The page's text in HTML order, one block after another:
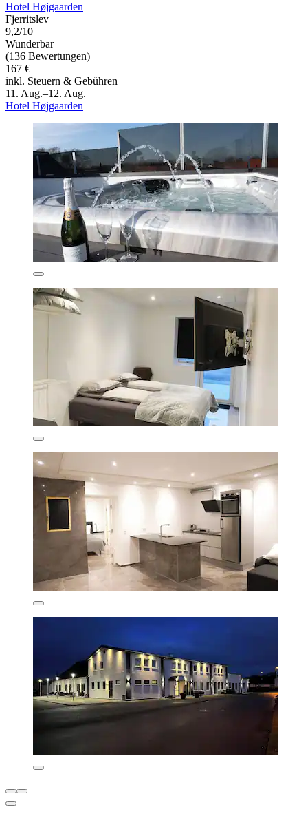
Hotel Højgaarden
Fjerritslev
9,2/10
Wunderbar
(136 Bewertungen)
167 €
inkl. Steuern & Gebühren
11. Aug.–12. Aug.
Hotel Højgaarden